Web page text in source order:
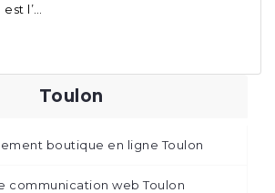
est l’…
Toulon
boutique en ligne Toulon
communication web Toulon